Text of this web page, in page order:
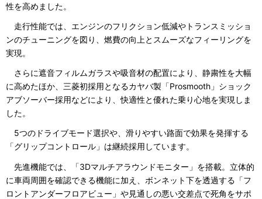
性を高めました。
走行性能では、エンジンのフリクション低減やトランスミッショ
ンのチューニングを図り、燃費の向上とスムーズなフィーリングを
実現。
さらに遮音フィルムガラスや吸音材の配置により、静粛性を大幅
に高めたほか、三菱初採用となるカヤバ製「Prosmooth」ショック
アブソーバー採用などにより、快適性と優れた乗り心地を実現しま
した。
5つのドライブモード選択や、滑りやすい路面で効果を発揮する
「グリップコントロール」は継続採用しています。
先進機能では、「3Dマルチアラウンドモニター」を搭載。立体的
に車両周囲を確認できる機能に加え、ボンネット下を透過する「フ
ロントアンダーフロアビュー」や見通しの悪い交差点で死角をサポ